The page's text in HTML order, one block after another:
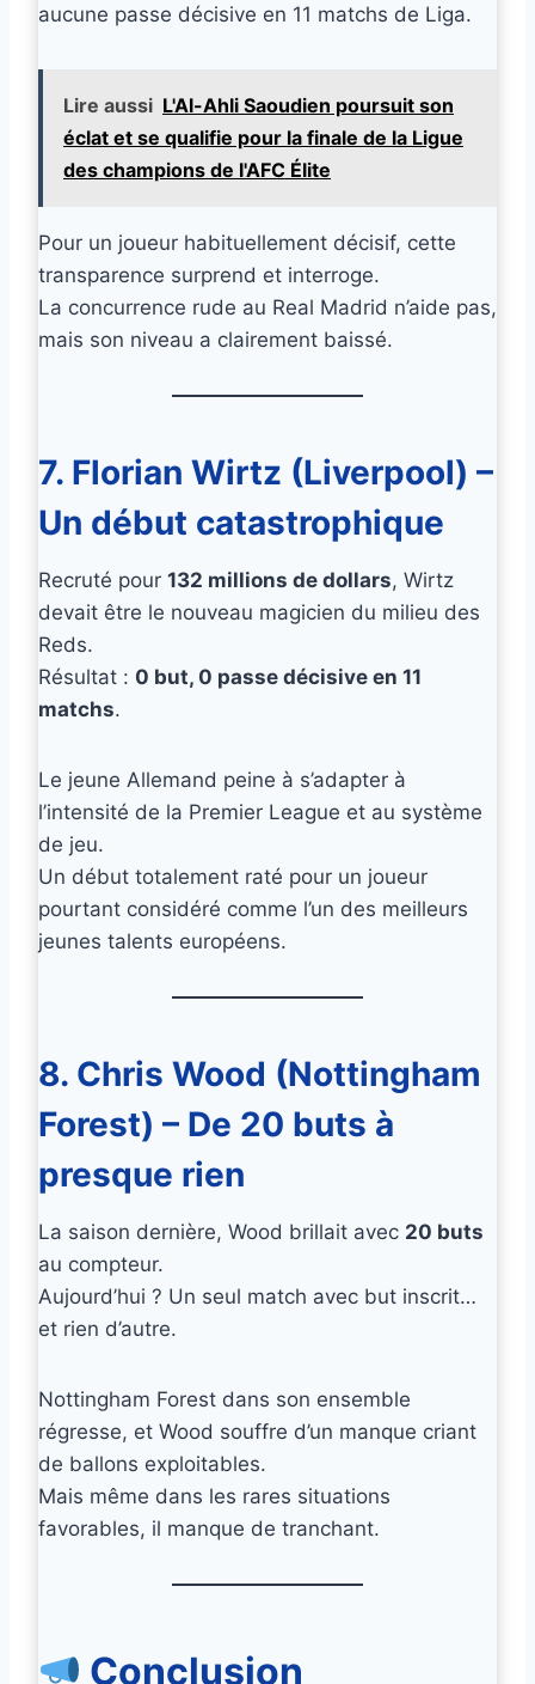
aucune passe décisive en 11 matchs de Liga.
Lire aussi L'Al-Ahli Saoudien poursuit son
éclat et se qualifie pour la finale de la Ligue
des champions de l'AFC Élite
Pour un joueur habituellement décisif, cette
transparence surprend et interroge.
La concurrence rude au Real Madrid n’aide pas,
mais son niveau a clairement baissé.
7. Florian Wirtz (Liverpool) –
Un début catastrophique
Recruté pour 132 millions de dollars, Wirtz
devait être le nouveau magicien du milieu des
Reds.
Résultat : 0 but, 0 passe décisive en 11
matchs.
Le jeune Allemand peine à s’adapter à
l’intensité de la Premier League et au système
de jeu.
Un début totalement raté pour un joueur
pourtant considéré comme l’un des meilleurs
jeunes talents européens.
8. Chris Wood (Nottingham
Forest) – De 20 buts à
presque rien
La saison dernière, Wood brillait avec 20 buts
au compteur.
Aujourd’hui ? Un seul match avec but inscrit…
et rien d’autre.
Nottingham Forest dans son ensemble
régresse, et Wood souffre d’un manque criant
de ballons exploitables.
Mais même dans les rares situations
favorables, il manque de tranchant.
Conclusion